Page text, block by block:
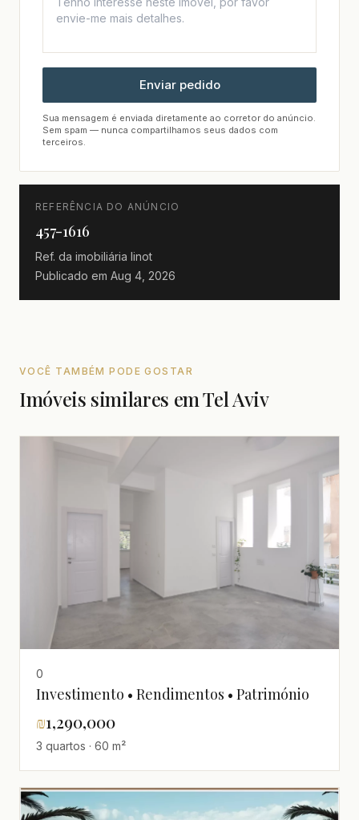
Enviar pedido
Sua mensagem é enviada diretamente ao corretor do anúncio.
Sem spam — nunca compartilhamos seus dados com
terceiros.
REFERÊNCIA DO ANÚNCIO
457-1616
Ref. da imobiliária linot
Publicado em Aug 4, 2026
VOCÊ TAMBÉM PODE GOSTAR
Imóveis similares em Tel Aviv
0
Investimento • Rendimentos • Património
₪1,290,000
3 quartos · 60 m²